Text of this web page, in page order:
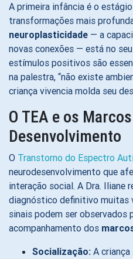
A primeira infância é o
transformações mais
neuroplasticidade — a
novas conexões — está no
estímulos positivos são
na palestra, “não existe
criança vivencia molda seu
O TEA e os
Desenvolvimento
O Transtorno do Espectro
neurodesenvolvimento que
interação social. A Dra. Iliane
diagnóstico definitivo muitas
sinais podem ser observados
acompanhamento dos
Socialização: A